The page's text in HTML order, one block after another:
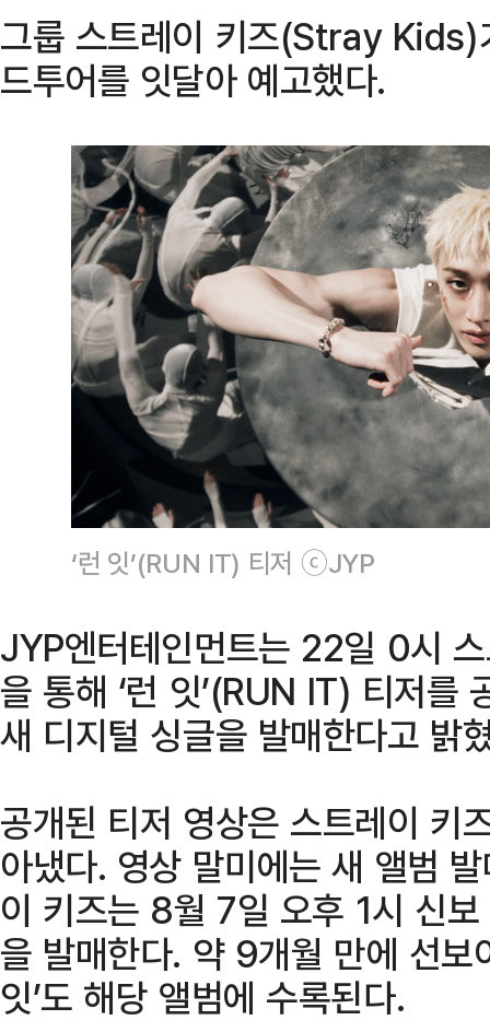
그룹 스트레이 키즈(Stray Kids)
드투어를 잇달아 예고했다.
‘런 잇’(RUN IT) 티저 ⓒJYP
JYP엔터테인먼트는 22일 0시
을 통해 ‘런 잇’(RUN IT) 티저를
새 디지털 싱글을 발매한다고 밝
공개된 티저 영상은 스트레이 키
아냈다. 영상 말미에는 새 앨범
이 키즈는 8월 7일 오후 1시 신
을 발매한다. 약 9개월 만에 선
잇’도 해당 앨범에 수록된다.